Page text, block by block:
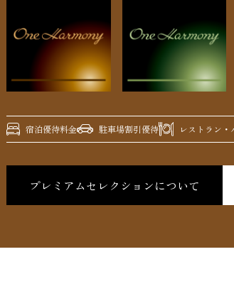
宿泊優待料金 駐車場割引優待 レストラン
プレミアムセレクションについて